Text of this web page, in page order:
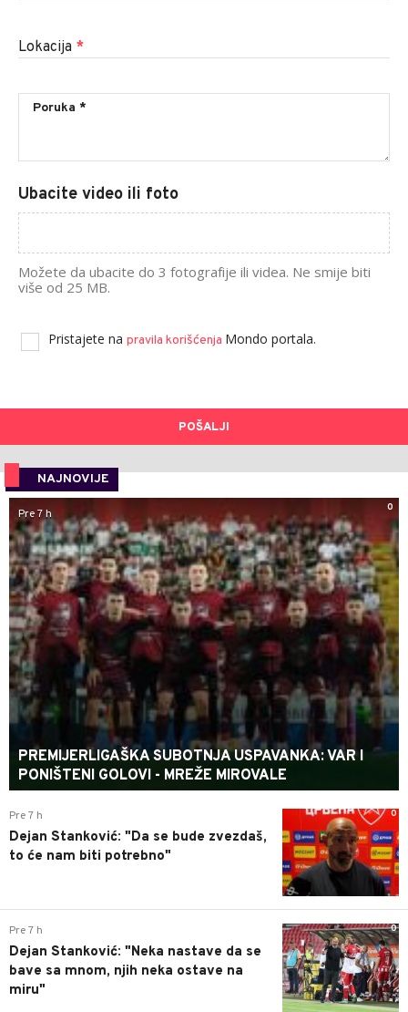
Lokacija *
Ubacite video ili foto
Možete da ubacite do 3 fotografije ili videa. Ne smije biti
više od 25 MB.
Pristajete na pravila korišćenja Mondo portala.
POŠALJI
NAJNOVIJE
0
Pre 7 h
PREMIJERLIGAŠKA SUBOTNJA USPAVANKA: VAR I
PONIŠTENI GOLOVI - MREŽE MIROVALE
0
Pre 7 h
Dejan Stanković: "Da se bude zvezdaš,
to će nam biti potrebno"
0
Pre 7 h
Dejan Stanković: "Neka nastave da se
bave sa mnom, njih neka ostave na
miru"